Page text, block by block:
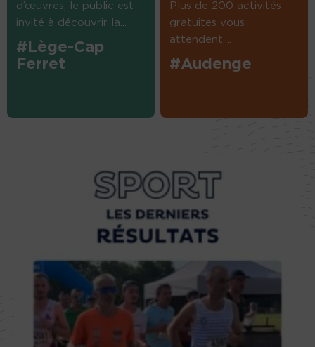
d’œuvres, le public est
invité à découvrir la...
#Lège-Cap
Ferret
Plus de 200 activités
gratuites vous
attendent....
#Audenge